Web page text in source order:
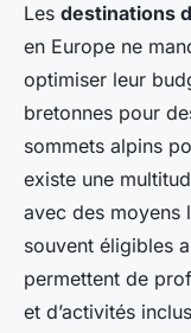
Les destinations
en Europe ne
optimiser leur
bretonnes pour
sommets alpins
existe une
avec des moyens
souvent éligibles
permettent de
et d’activités